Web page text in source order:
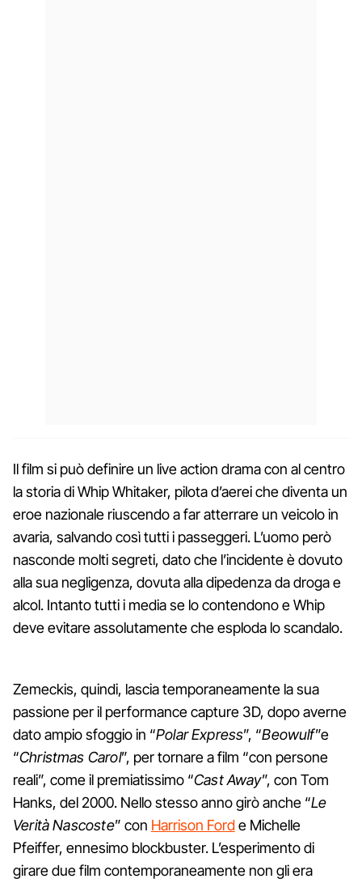
Il film si può definire un live action drama con al centro
la storia di Whip Whitaker, pilota d’aerei che diventa un
eroe nazionale riuscendo a far atterrare un veicolo in
avaria, salvando così tutti i passeggeri. L’uomo però
nasconde molti segreti, dato che l’incidente è dovuto
alla sua negligenza, dovuta alla dipedenza da droga e
alcol. Intanto tutti i media se lo contendono e Whip
deve evitare assolutamente che esploda lo scandalo.
Zemeckis, quindi, lascia temporaneamente la sua
passione per il performance capture 3D, dopo averne
dato ampio sfoggio in “Polar Express”, “Beowulf”e
“Christmas Carol”, per tornare a film “con persone
reali”, come il premiatissimo “Cast Away”, con Tom
Hanks, del 2000. Nello stesso anno girò anche “Le
Verità Nascoste” con Harrison Forde Michelle
Pfeiffer, ennesimo blockbuster. L’esperimento di
girare due film contemporaneamente non gli era